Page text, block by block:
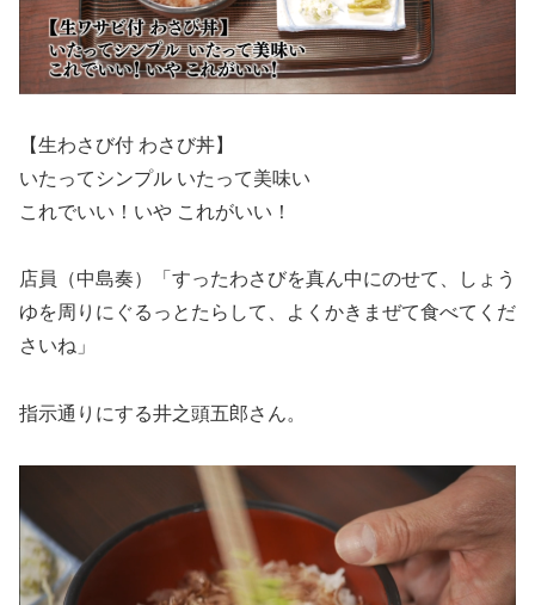
【生わさび付 わさび丼】
いたってシンプル いたって美味い
これでいい！いや これがいい！
店員（中島奏）「すったわさびを真ん中にのせて、しょう
ゆを周りにぐるっとたらして、よくかきまぜて食べてくだ
さいね」
指示通りにする井之頭五郎さん。